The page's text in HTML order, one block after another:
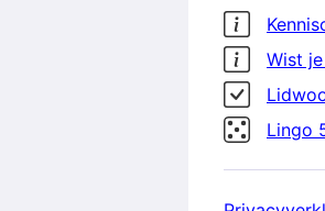
Wist
Lingo